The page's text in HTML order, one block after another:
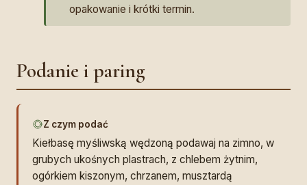
opakowanie i krótki termin.
Podanie i paring
Z czym podać
Kiełbasę myśliwską wędzoną podawaj na zimno, w
grubych ukośnych plastrach, z chlebem żytnim,
ogórkiem kiszonym, chrzanem, musztardą